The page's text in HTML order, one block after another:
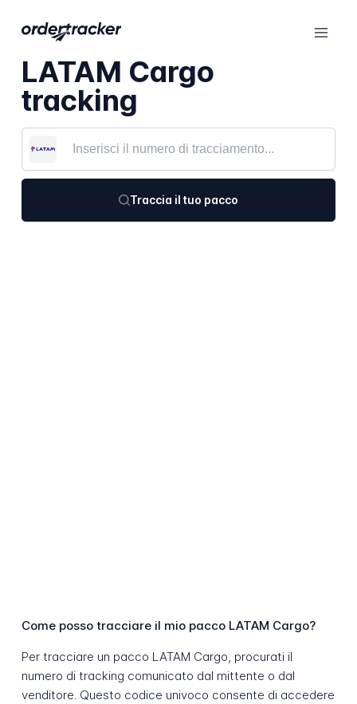
LATAM Cargo
tracking
Traccia il tuo pacco
Come posso tracciare il mio pacco LATAM Cargo?
Per tracciare un pacco LATAM Cargo, procurati il
numero di tracking comunicato dal mittente o dal
venditore. Questo codice univoco consente di accedere